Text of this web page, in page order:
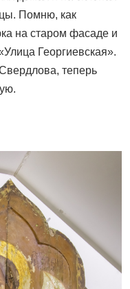
Помню, как
на старом фасаде и
Георгиевская».
теперь